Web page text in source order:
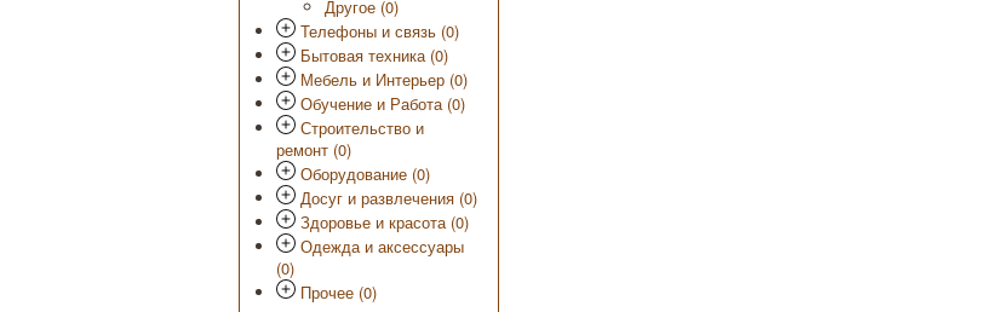
Другое (0)
Телефоны и связь (0)
Бытовая техника (0)
Мебель и Интерьер (0)
Обучение и Работа (0)
Строительство и
ремонт (0)
Оборудование (0)
Досуг и развлечения (0)
Здоровье и красота (0)
Одежда и аксессуары
(0)
Прочее (0)